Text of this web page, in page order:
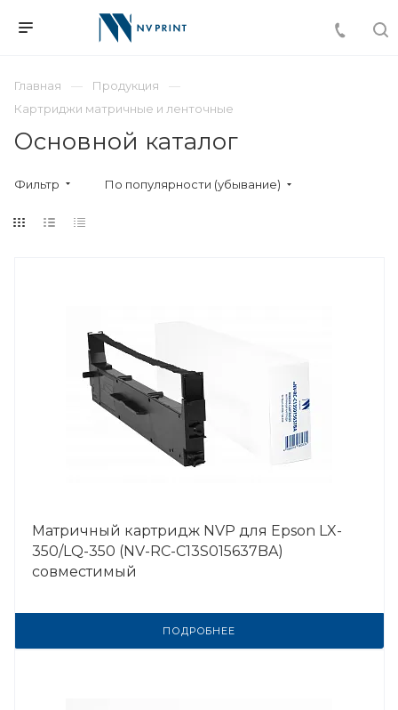
Главная
Продукция
Картриджи матричные и ленточные
Основной каталог
Фильтр По популярности (убывание)
Матричный картридж NVP для Epson LX-
350/LQ-350 (NV-RC-C13S015637BA)
совместимый
ПОДРОБНЕЕ